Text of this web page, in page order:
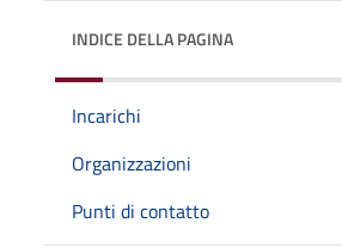
INDICE DELLA PAGINA
Incarichi
Organizzazioni
Punti di contatto